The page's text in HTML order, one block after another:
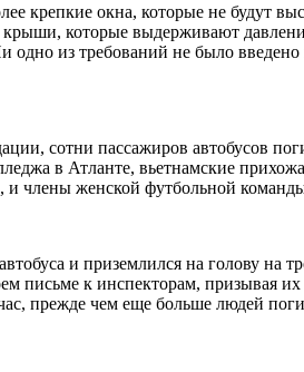
крепкие окна, которые не будут
которые выдерживают
из требований не было введено
сотни пассажиров автобусов
в Атланте, вьетнамские
и члены женской футбольной
и приземлился на голову на
письме к инспекторам, призывая
прежде чем еще больше людей